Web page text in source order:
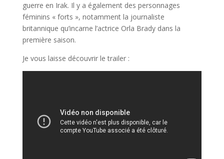
guerre en Irak. Il y a également des personnages
féminins « forts », notamment la journaliste
britannique qu’incarne l’actrice Orla Brady dans la
première saison.
Je vous laisse découvrir le trailer :